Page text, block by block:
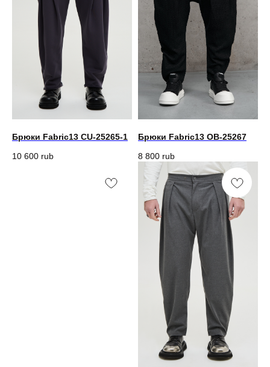
Брюки Fabric13 CU-25265-1
10 600 rub
Брюки Fabric13 OB-25267
8 800 rub